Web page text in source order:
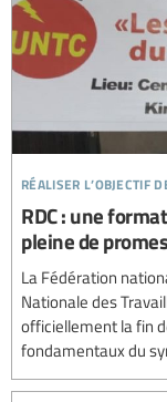
réaliser l’objectif
RDC : une
pleine de
La Fédération
Nationale des
officiellement la fin
fondamentaux du